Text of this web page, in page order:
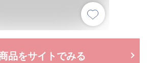
品をサイトでみる